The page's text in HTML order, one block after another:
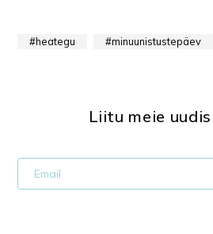
heategu minuunistustepäev
Liitu meie